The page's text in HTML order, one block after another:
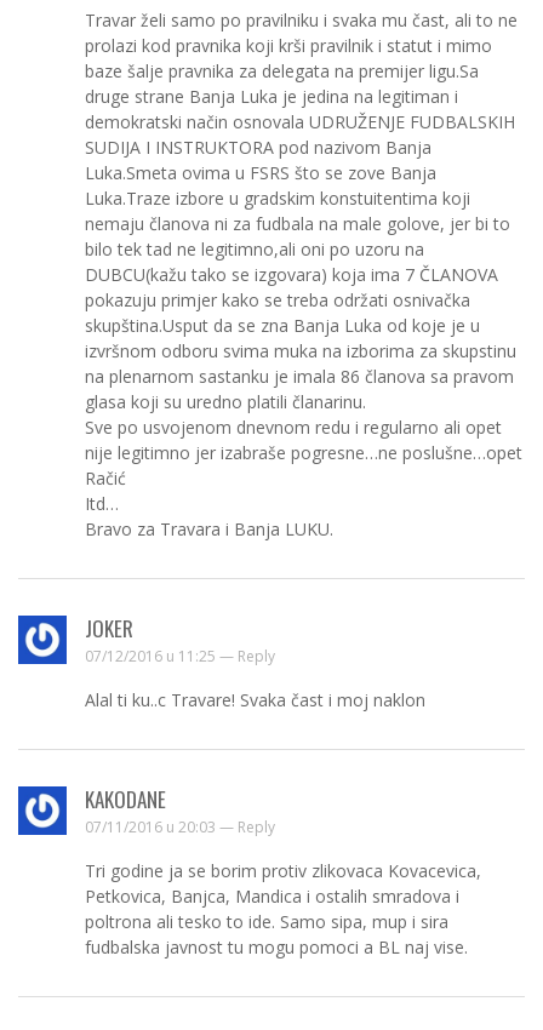
Travar želi samo po pravilniku i svaka mu čast, ali to ne
prolazi kod pravnika koji krši pravilnik i statut i mimo
baze šalje pravnika za delegata na premijer ligu.Sa
druge strane Banja Luka je jedina na legitiman i
demokratski način osnovala UDRUŽENJE FUDBALSKIH
SUDIJA I INSTRUKTORA pod nazivom Banja
Luka.Smeta ovima u FSRS što se zove Banja
Luka.Traze izbore u gradskim konstuitentima koji
nemaju članova ni za fudbala na male golove, jer bi to
bilo tek tad ne legitimno,ali oni po uzoru na
DUBCU(kažu tako se izgovara) koja ima 7 ČLANOVA
pokazuju primjer kako se treba održati osnivačka
skupština.Usput da se zna Banja Luka od koje je u
izvršnom odboru svima muka na izborima za skupstinu
na plenarnom sastanku je imala 86 članova sa pravom
glasa koji su uredno platili članarinu.
Sve po usvojenom dnevnom redu i regularno ali opet
nije legitimno jer izabraše pogresne…ne poslušne…opet
Račić
Itd…
Bravo za Travara i Banja LUKU.
JOKER
07/12/2016 u 11:25 — Reply
Alal ti ku..c Travare! Svaka čast i moj naklon
KAKODANE
07/11/2016 u 20:03 — Reply
Tri godine ja se borim protiv zlikovaca Kovacevica,
Petkovica, Banjca, Mandica i ostalih smradova i
poltrona ali tesko to ide. Samo sipa, mup i sira
fudbalska javnost tu mogu pomoci a BL naj vise.